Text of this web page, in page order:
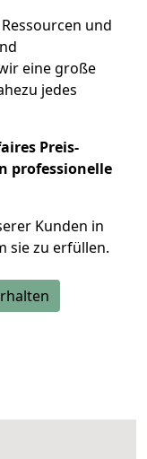
und
eine große
jedes
Preis-
professionelle
Kunden in
sie zu erfüllen.